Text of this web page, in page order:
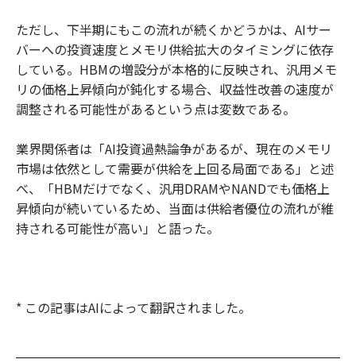
ただし、下半期にもこの流れが続くかどうかは、AIサー
バーへの投資速度とメモリ供給拡大のタイミングに依存
している。HBMの増設分が本格的に反映され、汎用メモ
リの価格上昇傾向が鈍化する場合、収益性改善の速度が
調整される可能性があるという点は変数である。
業界関係者は「AI投資過熱論争があるが、現在のメモリ
市場は依然として需要が供給を上回る局面である」と述
べ、「HBMだけでなく、汎用DRAMやNANDでも価格上
昇傾向が続いているため、当面は供給者優位の流れが維
持される可能性が高い」と語った。
* この記事はAIによって翻訳されました。